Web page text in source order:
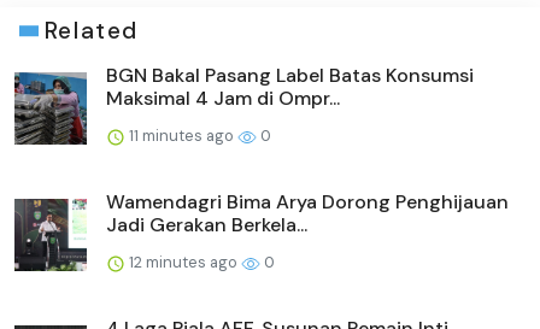
Related
BGN Bakal Pasang Label Batas Konsumsi
Maksimal 4 Jam di Ompr...
11 minutes ago 0
Wamendagri Bima Arya Dorong Penghijauan
Jadi Gerakan Berkela...
12 minutes ago 0